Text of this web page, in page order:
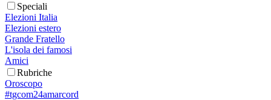
Speciali
Elezioni Italia
Elezioni estero
Grande Fratello
L'isola dei famosi
Amici
Rubriche
Oroscopo
#tgcom24amarcord